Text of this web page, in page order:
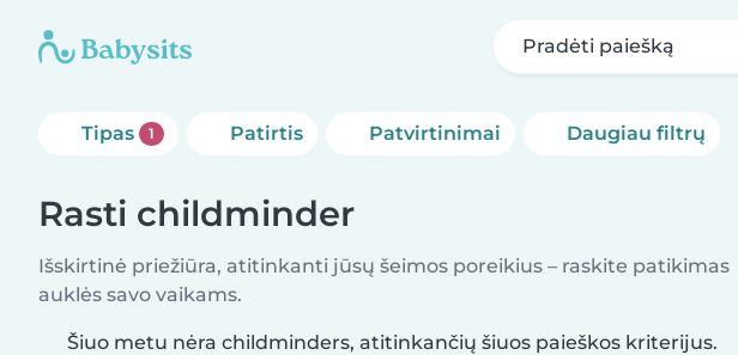
Pradėti paiešką
Tipas 1 Patirtis Patvirtinimai Daugiau filtrų
Rasti childminder
Išskirtinė priežiūra, atitinkanti jūsų šeimos poreikius – raskite patikimas
auklės savo vaikams.
Šiuo metu nėra childminders, atitinkančių šiuos paieškos kriterijus.